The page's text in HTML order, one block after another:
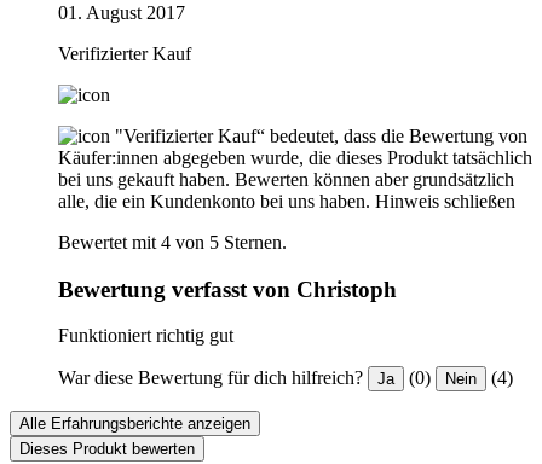
01. August 2017
Verifizierter Kauf
"Verifizierter Kauf“ bedeutet, dass die Bewertung von
Käufer:innen abgegeben wurde, die dieses Produkt tatsächlich
bei uns gekauft haben. Bewerten können aber grundsätzlich
alle, die ein Kundenkonto bei uns haben. Hinweis schließen
Bewertet mit 4 von 5 Sternen.
Bewertung verfasst von Christoph
Funktioniert richtig gut
War diese Bewertung für dich hilfreich? Ja (0) Nein (4)
Alle Erfahrungsberichte anzeigen
Dieses Produkt bewerten